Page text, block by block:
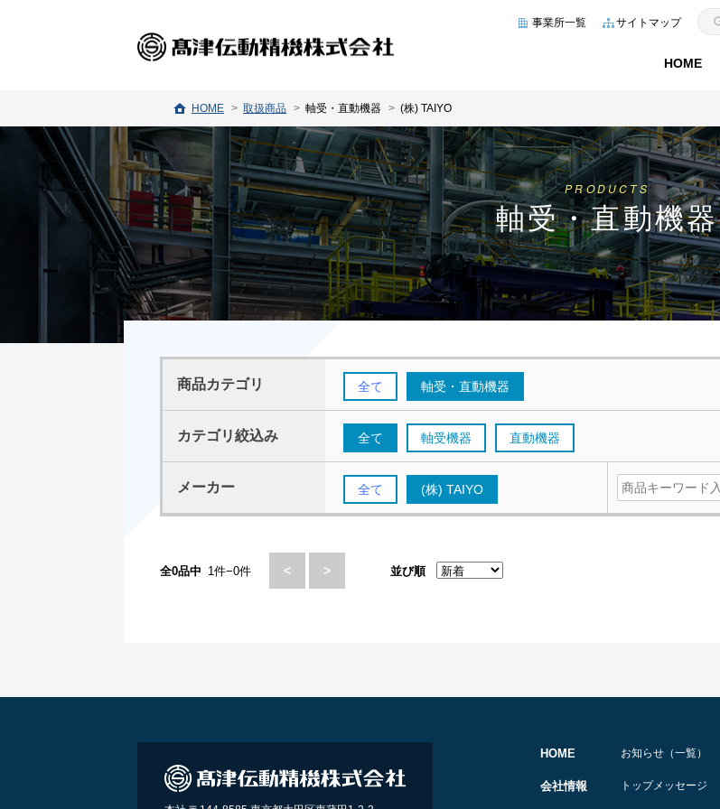
HOME
事業所一覧 サイトマップ
HOME 取扱商品 軸受・直動機器 (株) TAIYO
PRODUCTS
軸受・直動機器
商品カテゴリ 全て 軸受・直動機器
カテゴリ絞込み 全て 軸受機器 直動機器
メーカー 全て (株) TAIYO
全0品中 1件−0件 < > 並び順
HOME お知らせ（一覧）
会社情報 トップメッセージ